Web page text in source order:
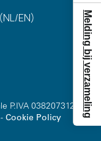
EN)
P.IVA 03820731200 -
- Cookie Policy
Melding bij verzameling